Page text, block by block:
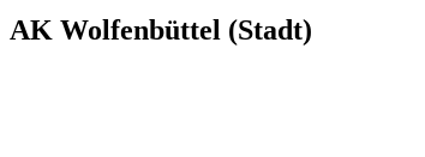
AK Wolfenbüttel (Stadt)